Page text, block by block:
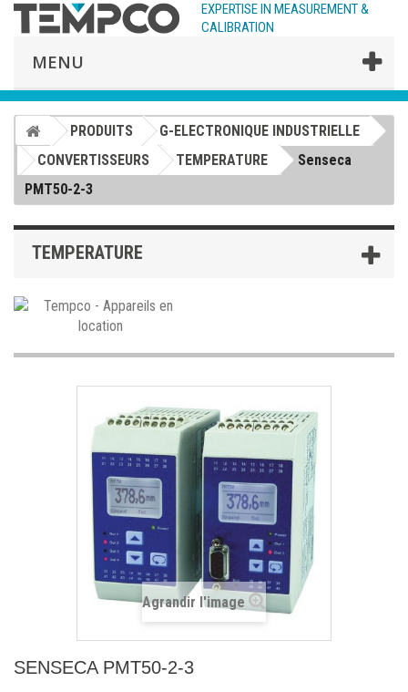
EXPERTISE IN MEASUREMENT &
CALIBRATION
MENU
PRODUITS
G-ELECTRONIQUE INDUSTRIELLE
CONVERTISSEURS
TEMPERATURE
Senseca
PMT50-2-3
TEMPERATURE
Agrandir l'image
SENSECA PMT50-2-3